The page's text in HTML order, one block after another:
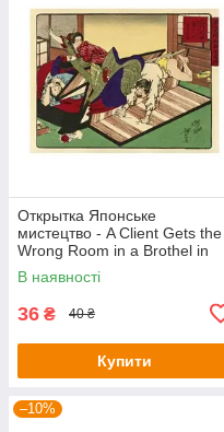
Открытка Японське
мистецтво - A Client Gets the
Wrong Room in a Brothel in
Shinagawa
В наявності
36 ₴ 40 ₴
Купити
–10%